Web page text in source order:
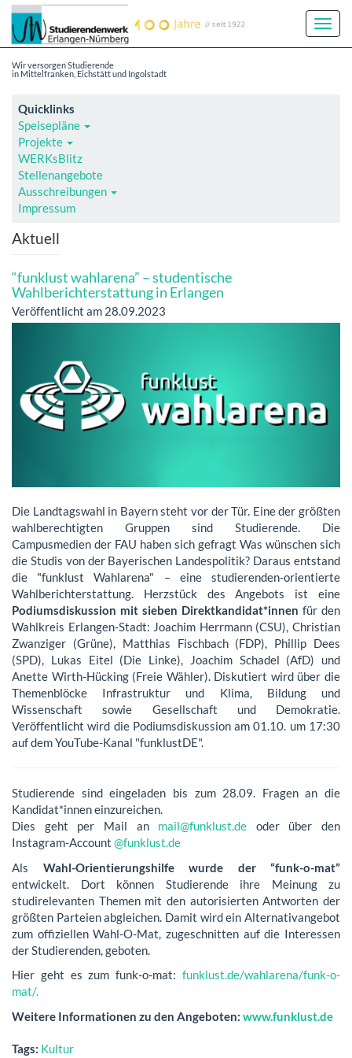
Wir versorgen Studierende
in Mittelfranken, Eichstätt und Ingolstadt
Quicklinks
Speisepläne
Projekte
WERKsBlitz
Stellenangebote
Ausschreibungen
Impressum
Aktuell
“funklust wahlarena” – studentische
Wahlberichterstattung in Erlangen
Veröffentlicht am 28.09.2023
Die Landtagswahl in Bayern steht vor der Tür. Eine der größten
wahlberechtigten Gruppen sind Studierende. Die
Campusmedien der FAU haben sich gefragt Was wünschen sich
die Studis von der Bayerischen Landespolitik? Daraus entstand
die "funklust Wahlarena" – eine studierenden-orientierte
Wahlberichterstattung. Herzstück des Angebots ist eine
Podiumsdiskussion mit sieben Direktkandidat*innen für den
Wahlkreis Erlangen-Stadt: Joachim Herrmann (CSU), Christian
Zwanziger (Grüne), Matthias Fischbach (FDP), Phillip Dees
(SPD), Lukas Eitel (Die Linke), Joachim Schadel (AfD) und
Anette Wirth-Hücking (Freie Wähler). Diskutiert wird über die
Themenblöcke Infrastruktur und Klima, Bildung und
Wissenschaft sowie Gesellschaft und Demokratie.
Veröffentlicht wird die Podiumsdiskussion am 01.10. um 17:30
auf dem YouTube-Kanal "funklustDE".
Studierende sind eingeladen bis zum 28.09. Fragen an die
Kandidat*innen einzureichen.
Dies geht per Mail an mail@funklust.de oder über den
Instagram-Account @funklust.de
Als Wahl-Orientierungshilfe wurde der “funk-o-mat”
entwickelt. Dort können Studierende ihre Meinung zu
studirelevanten Themen mit den autorisierten Antworten der
größten Parteien abgleichen. Damit wird ein Alternativangebot
zum offiziellen Wahl-O-Mat, zugeschnitten auf die Interessen
der Studierenden, geboten.
Hier geht es zum funk-o-mat: funklust.de/wahlarena/funk-o-
mat/.
Weitere Informationen zu den Angeboten: www.funklust.de
Tags: Kultur